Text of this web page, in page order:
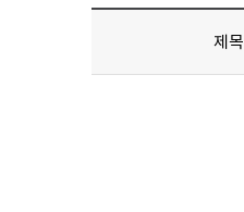
제목